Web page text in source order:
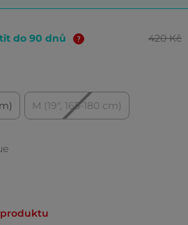
do 90 dnů 420 Kč
M (19", 165-180 cm)